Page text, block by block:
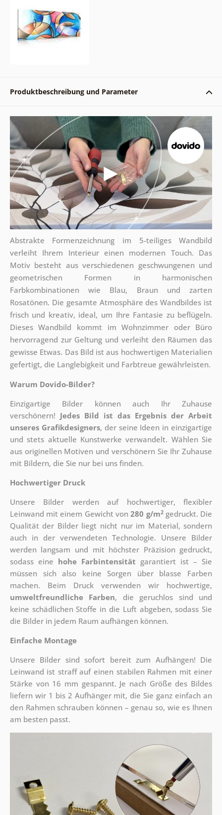
Produktbeschreibung und Parameter
Abstrakte Formenzeichnung im 5-teiliges Wandbild
verleiht Ihrem Interieur einen modernen Touch. Das
Motiv besteht aus verschiedenen geschwungenen und
geometrischen Formen in harmonischen
Farbkombinationen wie Blau, Braun und zarten
Rosatönen. Die gesamte Atmosphäre des Wandbildes ist
frisch und kreativ, ideal, um Ihre Fantasie zu beflügeln.
Dieses Wandbild kommt im Wohnzimmer oder Büro
hervorragend zur Geltung und verleiht den Räumen das
gewisse Etwas. Das Bild ist aus hochwertigen Materialien
gefertigt, die Langlebigkeit und Farbtreue gewährleisten.
Warum Dovido-Bilder?
Einzigartige Bilder können auch Ihr Zuhause
verschönern! Jedes Bild ist das Ergebnis der Arbeit
unseres Grafikdesigners, der seine Ideen in einzigartige
und stets aktuelle Kunstwerke verwandelt. Wählen Sie
aus originellen Motiven und verschönern Sie Ihr Zuhause
mit Bildern, die Sie nur bei uns finden.
Hochwertiger Druck
Unsere Bilder werden auf hochwertiger, flexibler
Leinwand mit einem Gewicht von280 g/m2gedruckt. Die
Qualität der Bilder liegt nicht nur im Material, sondern
auch in der verwendeten Technologie. Unsere Bilder
werden langsam und mit höchster Präzision gedruckt,
sodass eine hohe Farbintensität garantiert ist – Sie
müssen sich also keine Sorgen über blasse Farben
machen. Beim Druck verwenden wir hochwertige,
umweltfreundliche Farben, die geruchlos sind und
keine schädlichen Stoffe in die Luft abgeben, sodass Sie
die Bilder in jedem Raum aufhängen können.
Einfache Montage
Unsere Bilder sind sofort bereit zum Aufhängen! Die
Leinwand ist straff auf einen stabilen Rahmen mit einer
Stärke von 16 mm gespannt. Je nach Größe des Bildes
liefern wir 1 bis 2 Aufhänger mit, die Sie ganz einfach an
den Rahmen schrauben können – genau so, wie es Ihnen
am besten passt.